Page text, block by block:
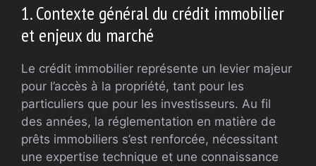
1. Contexte général du crédit immobilier
et enjeux du marché
Le crédit immobilier représente un levier majeur
pour l’accès à la propriété, tant pour les
particuliers que pour les investisseurs. Au fil
des années, la réglementation en matière de
prêts immobiliers s’est renforcée, nécessitant
une expertise technique et une connaissance